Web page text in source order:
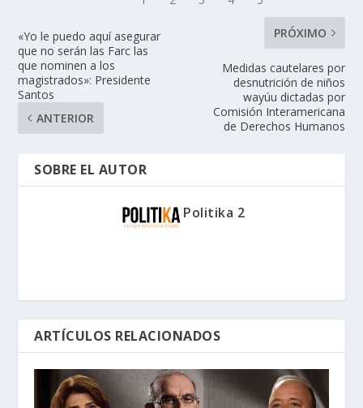
«Yo le puedo aquí asegurar
que no serán las Farc las
que nominen a los
magistrados»: Presidente
Santos
ANTERIOR
PRÓXIMO
Medidas cautelares por
desnutrición de niños
wayúu dictadas por
Comisión Interamericana
de Derechos Humanos
SOBRE EL AUTOR
Politika 2
ARTÍCULOS RELACIONADOS